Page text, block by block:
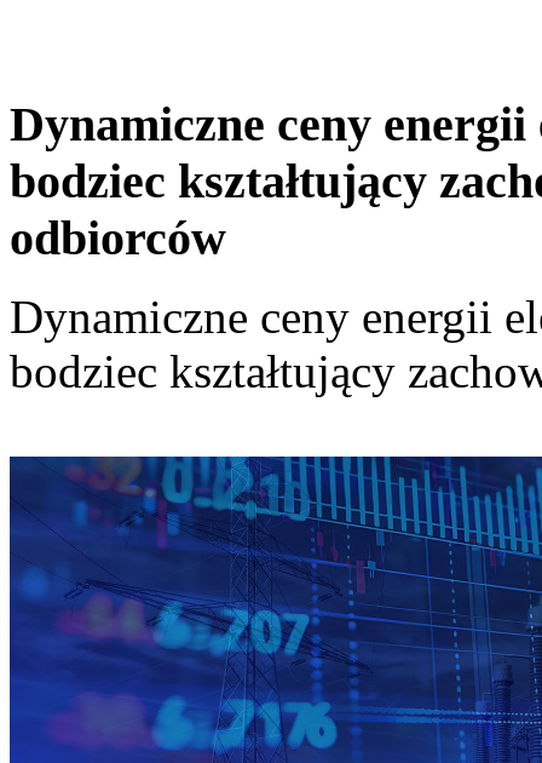
Dynamiczne ceny
bodziec kształtujący
odbiorców
Dynamiczne ceny energii
bodziec kształtujący